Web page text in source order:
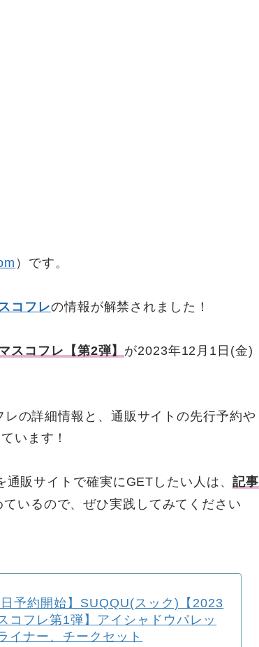
）です。
コフレの情報が解禁されました！
スコフレ【第2弾】 が2023年12月1日(金)
の詳細情報と、通販サイトの先行予約や
います！
販サイトで確実にGETしたい人は、記事
ているので、ぜひ実践してみてください
日予約開始】SUQQU(スック)【2023
コフレ第1弾】アイシャドウパレッ
イナー、チークセット